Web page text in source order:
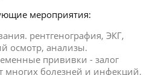
мероприятия:
рентгенография, ЭКГ,
осмотр, анализы.
прививки - залог
многих болезней и инфекций.